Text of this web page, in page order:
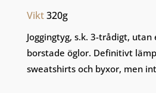
Vikt 320g
Joggingtyg, s.k. 3-trådigt, utan
borstade öglor. Definitivt
sweatshirts och byxor, men